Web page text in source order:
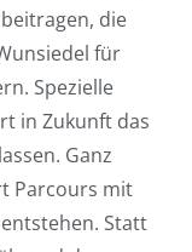
die
für
Spezielle
in Zukunft das
Ganz
Parcours mit
Statt